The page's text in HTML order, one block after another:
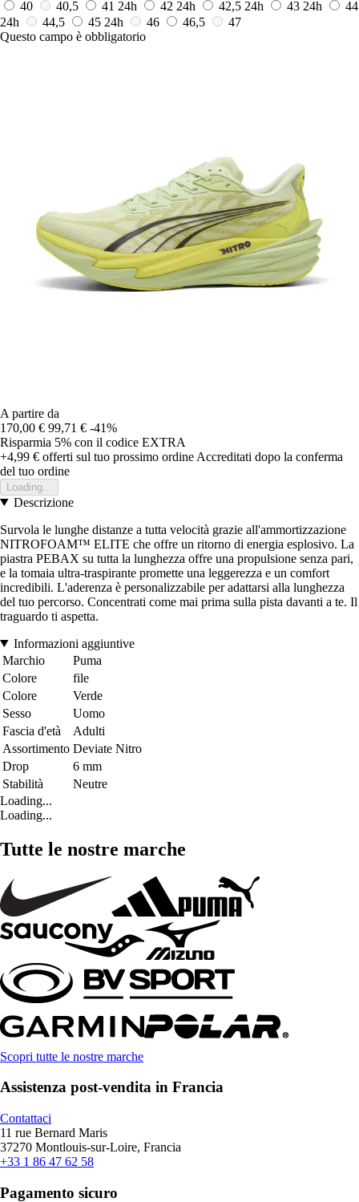
40 40,5 41 24h 42 24h 42,5 24h 43 24h
44
24h
44,5 45 24h 46 46,5
47
Questo campo è obbligatorio
A partire da
170,00 € 99,71 € -41%
Risparmia 5% con il codice EXTRA
+4,99 € offerti sul tuo prossimo ordine Accreditati dopo la conferma
del tuo ordine
Loading...
Descrizione
Survola le lunghe distanze a tutta velocità grazie all'ammortizzazione
NITROFOAM™ ELITE che offre un ritorno di energia esplosivo. La
piastra PEBAX su tutta la lunghezza offre una propulsione senza pari,
e la tomaia ultra-traspirante promette una leggerezza e un comfort
incredibili. L'aderenza è personalizzabile per adattarsi alla lunghezza
del tuo percorso. Concentrati come mai prima sulla pista davanti a te. Il
traguardo ti aspetta.
Informazioni aggiuntive
Marchio
Puma
Colore
file
Colore
Verde
Sesso
Uomo
Fascia d'età
Adulti
Assortimento Deviate Nitro
Drop
6 mm
Stabilità
Neutre
Loading...
Loading...
Tutte le nostre marche
Scopri tutte le nostre marche
Assistenza post-vendita in Francia
Contattaci
11 rue Bernard Maris
37270 Montlouis-sur-Loire, Francia
+33 1 86 47 62 58
Pagamento sicuro